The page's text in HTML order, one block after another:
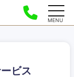
MENU
ビス